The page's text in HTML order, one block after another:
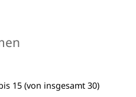
15 (von insgesamt 30)